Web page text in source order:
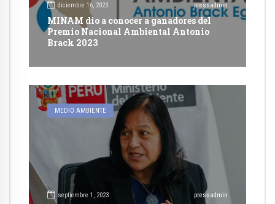
diciembre 16, 2023 pressadmin
MINAM dio a conocer a ganadores del
Premio Nacional Ambiental Antonio
Brack 2023
MEDIO AMBIENTE
septiembre 1, 2023 pressadmin